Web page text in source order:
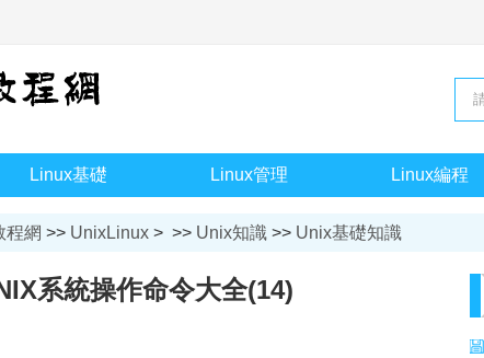
Linux基礎 Linux管理 Linux編程
程網 >> UnixLinux > >> Unix知識 >> Unix基礎知識
系統操作命令大全(14)